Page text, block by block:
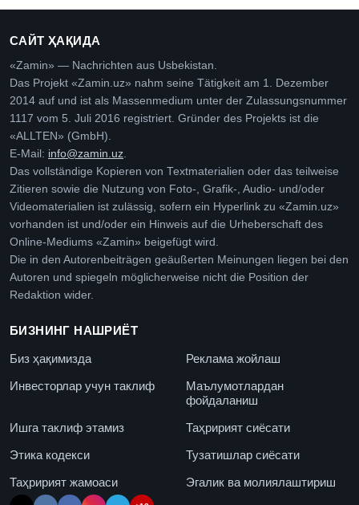
САЙТ ҲАҚИДА
«Zamin» — Nachrichten aus Usbekistan.
Das Projekt «Zamin.uz» nahm seine Tätigkeit am 1. Dezember
2014 auf und ist als Massenmedium unter der Zulassungsnummer
1117 vom 5. Juli 2016 registriert. Gründer des Projekts ist die
«ALLTEN» (GmbH).
E-Mail: info@zamin.uz
Das vollständige Kopieren von Textmaterialien oder das teilweise
Zitieren sowie die Nutzung von Foto-, Grafik-, Audio- und/oder
Videomaterialien ist zulässig, sofern ein Hyperlink zu «Zamin.uz»
vorhanden ist und/oder ein Hinweis auf die Urheberschaft des
Online-Mediums «Zamin» beigefügt wird.
Die in den Autorenbeiträgen geäußerten Meinungen liegen bei den
Autoren und spiegeln möglicherweise nicht die Position der
Redaktion wider.
БИЗНИНГ НАШРИЁТ
Биз ҳақимизда
Реклама жойлаш
Инвесторлар учун таклиф
Маълумотлардан
фойдаланиш
Ишга таклиф этамиз
Таҳририят сиёсати
Этика кодекси
Тузатишлар сиёсати
Таҳририят жамоаси
Эгалик ва молиялаштириш